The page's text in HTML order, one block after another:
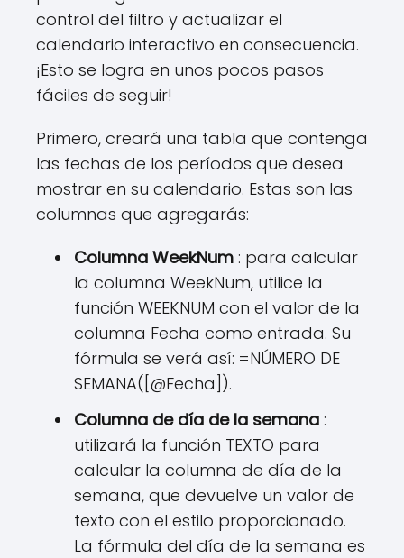
control del filtro y actualizar el
calendario interactivo en consecuencia.
¡Esto se logra en unos pocos pasos
fáciles de seguir!
Primero, creará una tabla que contenga
las fechas de los períodos que desea
mostrar en su calendario. Estas son las
columnas que agregarás:
Columna WeekNum : para calcular
la columna WeekNum, utilice la
función WEEKNUM con el valor de la
columna Fecha como entrada. Su
fórmula se verá así: =NÚMERO DE
SEMANA([@Fecha]).
Columna de día de la semana :
utilizará la función TEXTO para
calcular la columna de día de la
semana, que devuelve un valor de
texto con el estilo proporcionado.
La fórmula del día de la semana es